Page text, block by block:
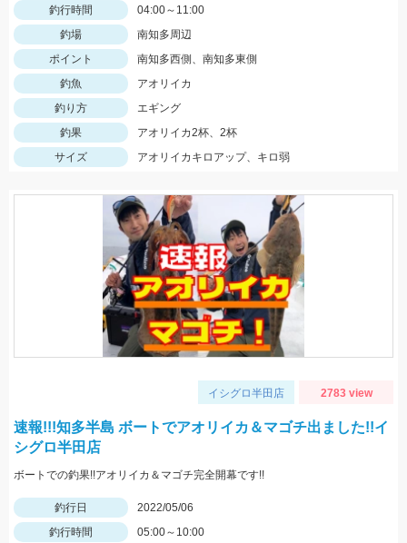
釣行時間
04:00～11:00
釣場
南知多周辺
ポイント
南知多西側、南知多東側
釣魚
アオリイカ
釣り方
エギング
釣果
アオリイカ2杯、2杯
サイズ
アオリイカキロアップ、キロ弱
イシグロ半田店 2783 view
速報!!!知多半島 ボートでアオリイカ＆マゴチ出ました!!イ
シグロ半田店
ボートでの釣果!!アオリイカ＆マゴチ完全開幕です!!
釣行日
2022/05/06
釣行時間
05:00～10:00